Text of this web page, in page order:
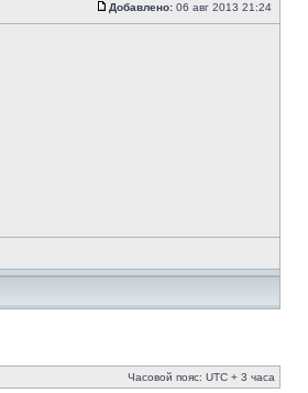
Добавлено: 06 авг 2013 21:24
Часовой пояс: UTC + 3 часа